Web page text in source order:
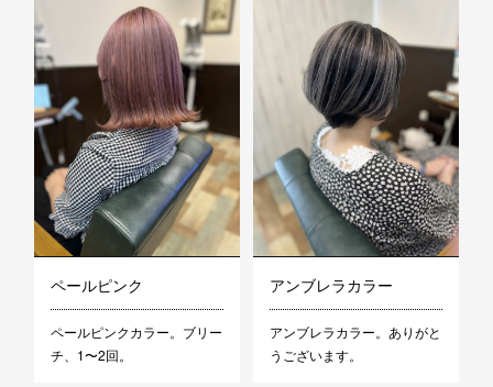
ペールピンク
ペールピンクカラー。ブリー
チ、1〜2回。
アンブレラカラー
アンブレラカラー。ありがと
うございます。